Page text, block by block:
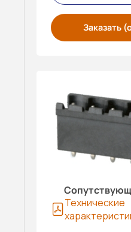
Заказать
Технические